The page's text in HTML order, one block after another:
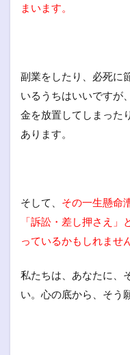
まいます。
副業をしたり、必死に
いるうちはいいですが
金を放置してしまった
あります。
そして、 その一生懸命
「訴訟・差し押さえ
っているかもしれません
私たちは、あなたに、
い。心の底から、そう